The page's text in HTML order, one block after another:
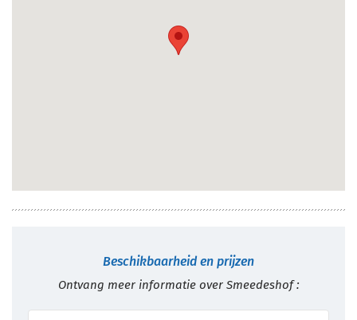
Beschikbaarheid en prijzen
Ontvang meer informatie over Smeedeshof :